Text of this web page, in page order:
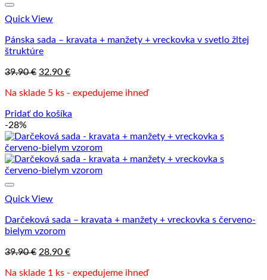
Quick View
Pánska sada – kravata + manžety + vreckovka v svetlo žltej
štruktúre
39.90€ Pôvodná
bola:
32.90 €Aktuálna
je:
Na sklade 5 ks - expedujeme ihneď
Pridať do košíka
-28%
Quick View
Darčeková sada – kravata + manžety + vreckovka s červeno-
bielym vzorom
39.90€ Pôvodná
bola:
28.90 €Aktuálna
je:
Na sklade 1 ks - expedujeme ihneď